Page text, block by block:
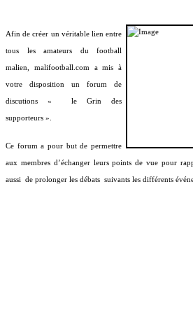
Afin de créer un véritable lien entre
tous les amateurs du football
malien, malifootball.com a mis à
votre disposition un forum de
discutions « le Grin des
supporteurs ».
Ce forum a pour but de permettre
aux membres d’échanger leurs points de vue pour
aussi de prolonger les débats suivants les différents